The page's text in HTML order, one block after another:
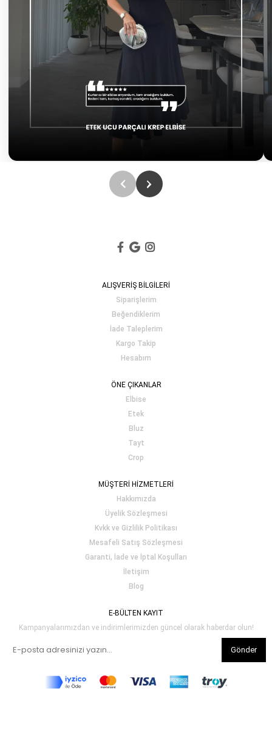
ALIŞVERİŞ BİLGİLERİ
Siparişlerim
Beğendiklerim
İade Taleplerim
Kargo Takip
Hesabım
ÖNE ÇIKANLAR
Elbise
Etek
Bluz
Tayt
Crop
MÜŞTERİ HİZMETLERİ
Hakkımızda
Üyelik Sözleşmesi
Kvkk ve Gizlilik Politikası
Mesafeli Satış Sözleşmesi
Garanti, İade ve İptal Koşulları
İletişim
Blog
E-BÜLTEN KAYIT
Kampanyalarımızdan ve indirimlerimizden güncel olarak haberdar olun!
Gönder